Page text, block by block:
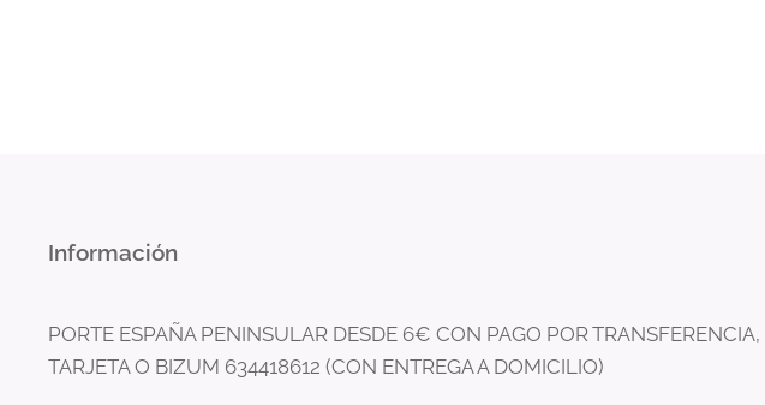
Información
PORTE ESPAÑA PENINSULAR DESDE 6€ CON PAGO POR TRANSFERENCIA,
TARJETA O BIZUM 634418612 (CON ENTREGA A DOMICILIO)